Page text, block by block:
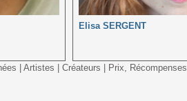
Elisa SERGENT
Artistes Créateurs Prix, Récompenses